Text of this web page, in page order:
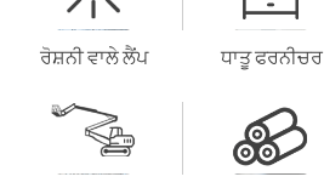
ਰੋਸ਼ਨੀ ਵਾਲੇ ਲੈਂਪ ਧਾਤੂ ਫਰਨੀਚਰ